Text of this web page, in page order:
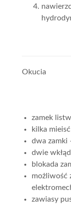
Okucia
zamek
kilka
dwa zamki
dwie
blokada
możliwość
zawiasy